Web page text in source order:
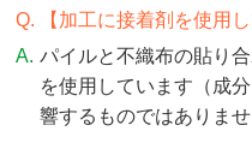
【加工に接着剤を使用
パイルと不織布の貼り
を使用しています（成
響するものではありませ